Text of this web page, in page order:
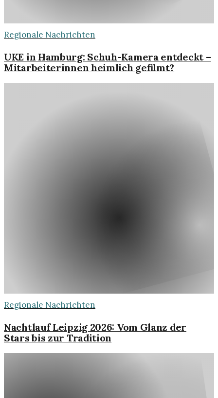
Regionale Nachrichten
UKE in Hamburg: Schuh-Kamera entdeckt –
Mitarbeiterinnen heimlich gefilmt?
Regionale Nachrichten
Nachtlauf Leipzig 2026: Vom Glanz der
Stars bis zur Tradition